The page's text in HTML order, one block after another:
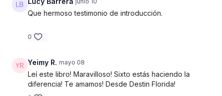
Que hermoso testimonio de introducción.
0
Yeimy R. mayo 08
Leí este libro! Maravilloso! Sixto estás haciendo la
diferencia! Te amamos! Desde Destin Florida!